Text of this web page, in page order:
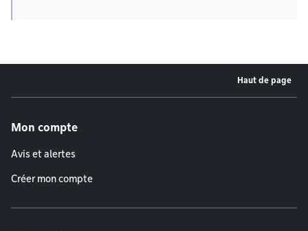
Haut de page
Mon compte
Avis et alertes
Créer mon compte